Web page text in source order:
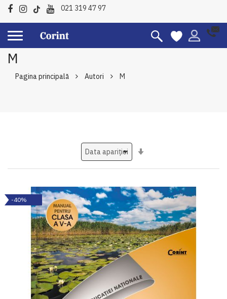
021 319 47 97
M
Pagina principală Autori M
-40%